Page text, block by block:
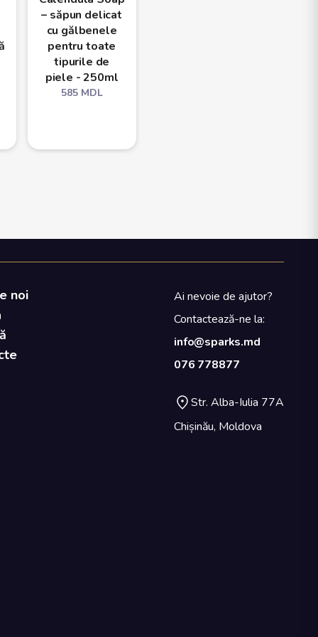
– săpun delicat
cu gălbenele
pentru toate
tipurile de
piele - 250ml
585MDL
noi
Ai nevoie de ajutor?
Contactează-ne la:
info@sparks.md
076 778877
Str. Alba-Iulia 77A
Chișinău, Moldova